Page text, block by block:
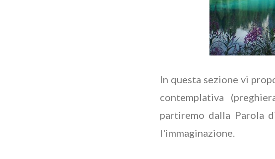
In questa sezione vi
contemplativa
partiremo dalla Parola
l'immaginazione.